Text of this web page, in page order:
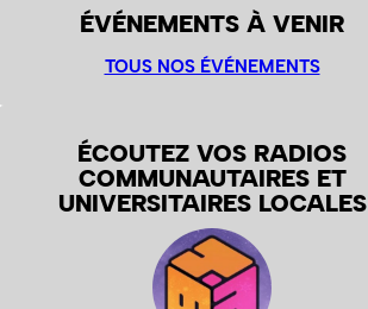
ÉVÉNEMENTS À VENIR
TOUS NOS ÉVÉNEMENTS
ÉCOUTEZ VOS RADIOS
COMMUNAUTAIRES ET
UNIVERSITAIRES LOCALES